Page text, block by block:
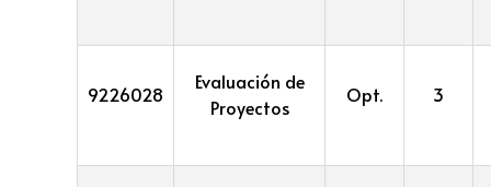
9226028
Evaluación de
Proyectos
Opt. 3